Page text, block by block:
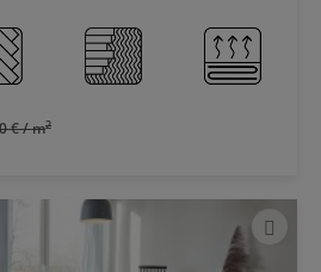
€ / m2